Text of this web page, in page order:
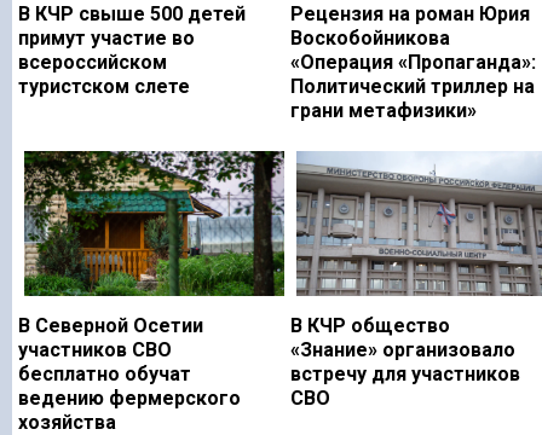
В КЧР свыше 500 детей
примут участие во
всероссийском
туристском слете
Рецензия на роман Юрия
Воскобойникова
«Операция «Пропаганда»:
Политический триллер на
грани метафизики»
В Северной Осетии
участников СВО
бесплатно обучат
ведению фермерского
хозяйства
В КЧР общество
«Знание» организовало
встречу для участников
СВО